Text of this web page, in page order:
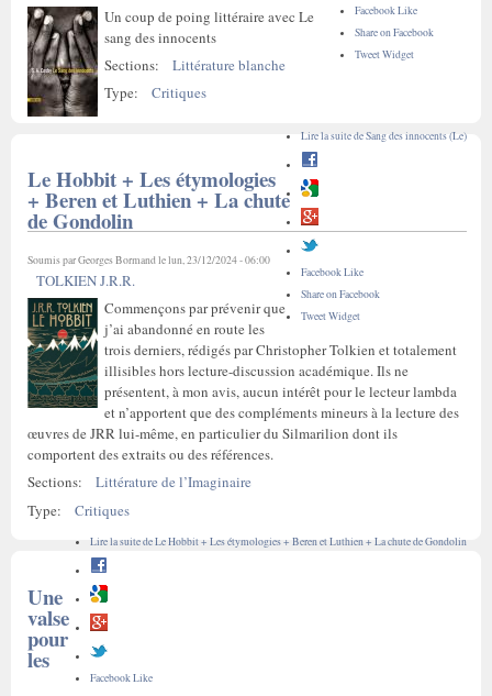
Facebook Like
Share on Facebook
Tweet Widget
Un coup de poing littéraire avec Le
sang des innocents
Sections:
Littérature blanche
Type:
Critiques
Lire la suitede Sang des innocents (Le)
Facebook Like
Share on Facebook
Tweet Widget
Le Hobbit + Les étymologies
+ Beren et Luthien + La chute
de Gondolin
Soumis parGeorges Bormandle lun, 23/12/2024 - 06:00
TOLKIEN J.R.R.
Commençons par prévenir que
j’ai abandonné en route les
trois derniers, rédigés par Christopher Tolkien et totalement
illisibles hors lecture-discussion académique. Ils ne
présentent, à mon avis, aucun intérêt pour le lecteur lambda
et n’apportent que des compléments mineurs à la lecture des
œuvres de JRR lui-même, en particulier du Silmarilion dont ils
comportent des extraits ou des références.
Sections:
Littérature de l’Imaginaire
Type:
Critiques
Lire la suitede Le Hobbit + Les étymologies + Beren et Luthien + La chute de Gondolin
Facebook Like
Une
valse
pour
les